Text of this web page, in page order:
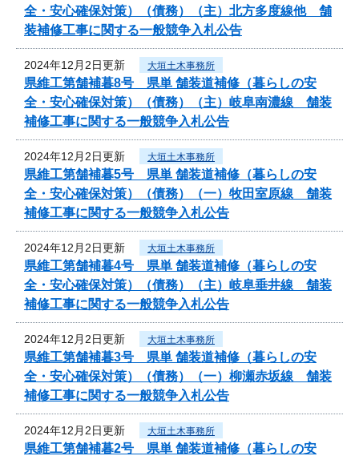
全・安心確保対策）（債務）（主）北方多度線他 舗
装補修工事に関する一般競争入札公告
2024年12月2日更新 大垣土木事務所
県維工第舗補暮8号 県単 舗装道補修（暮らしの安
全・安心確保対策）（債務）（主）岐阜南濃線 舗装
補修工事に関する一般競争入札公告
2024年12月2日更新 大垣土木事務所
県維工第舗補暮5号 県単 舗装道補修（暮らしの安
全・安心確保対策）（債務）（一）牧田室原線 舗装
補修工事に関する一般競争入札公告
2024年12月2日更新 大垣土木事務所
県維工第舗補暮4号 県単 舗装道補修（暮らしの安
全・安心確保対策）（債務）（主）岐阜垂井線 舗装
補修工事に関する一般競争入札公告
2024年12月2日更新 大垣土木事務所
県維工第舗補暮3号 県単 舗装道補修（暮らしの安
全・安心確保対策）（債務）（一）柳瀬赤坂線 舗装
補修工事に関する一般競争入札公告
2024年12月2日更新 大垣土木事務所
県維工第舗補暮2号 県単 舗装道補修（暮らしの安